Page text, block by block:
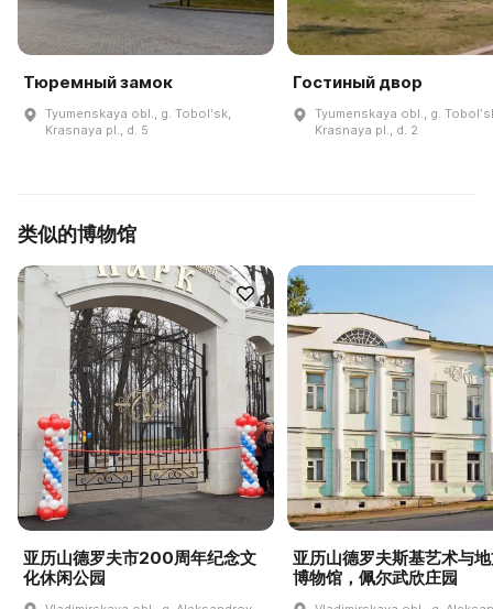
Тюремный замок
Tyumenskaya obl., g. Tobolʹsk,
Krasnaya pl., d. 5
Гостиный двор
Tyumenskaya obl., g.
Krasnaya pl., d. 2
类似的博物馆
亚历山德罗夫市200周年纪念文
化休闲公园
亚历山德罗夫斯基艺术与
博物馆，佩尔武欣庄园